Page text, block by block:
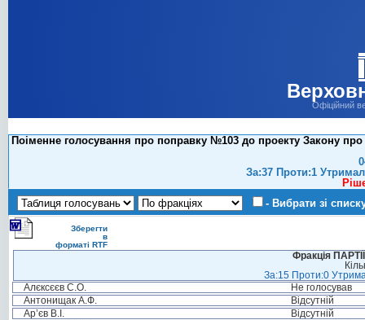
Офіційний
Поіменне голосування про поправку №103 до проекту Закону про
За:37 Проти:1
- Вибрати зі
Зберегти
в
форматі RTF
Фракція
За:15 Проти:0
Алєксєєв С.О.
Не голосував
Антонищак А.Ф.
Відсутній
Ар’єв В.І.
Відсутній